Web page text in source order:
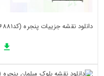
دانلود نقشه جزییات پنجره (کد36881)